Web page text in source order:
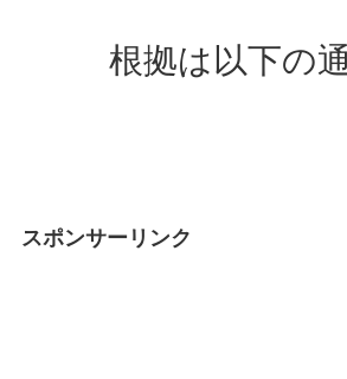
根拠は以下の通
スポンサーリンク